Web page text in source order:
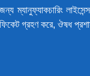
জন্য
গ্রহণ করে, ঔষধ